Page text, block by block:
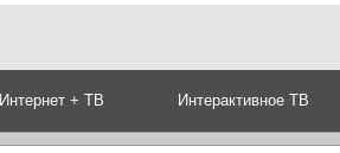
Интернет + ТВ Интерактивное ТВ